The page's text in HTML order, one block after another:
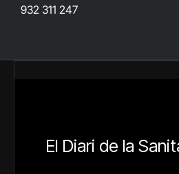
932 311 247